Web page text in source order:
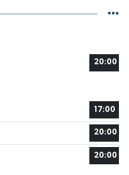
20:00
17:00
20:00
20:00